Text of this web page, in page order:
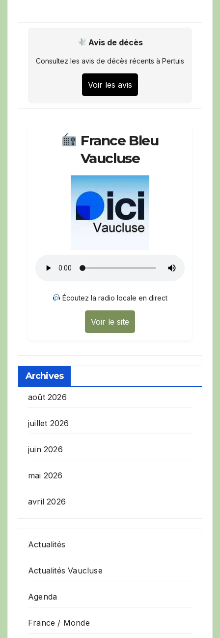
Avis de décès
Consultez les avis de décès récents à Pertuis
Voir les avis
France Bleu
Vaucluse
Écoutez la radio locale en direct
Voir le site
Archives
août 2026
juillet 2026
juin 2026
mai 2026
avril 2026
Actualités
Actualités Vaucluse
Agenda
France / Monde